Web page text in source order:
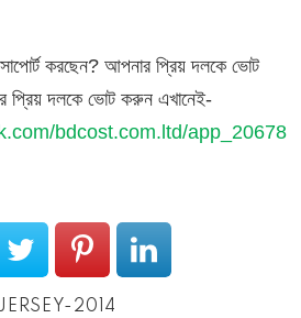
করছেন? আপনার প্রিয় দলকে ভোট
প্রিয় দলকে ভোট করুন এখানেই-
bdcost.com.ltd/app_20678
2014